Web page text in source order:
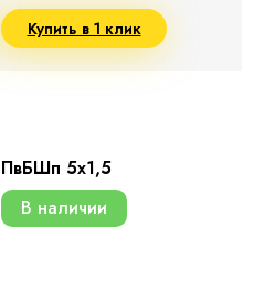
Купить в 1 клик
ПвБШп 5х1,5
В наличии